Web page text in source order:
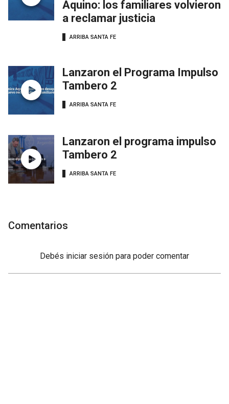
Aquino: los familiares volvieron
a reclamar justicia
ARRIBA SANTA FE
Lanzaron el Programa Impulso
Tambero 2
ARRIBA SANTA FE
Lanzaron el programa impulso
Tambero 2
ARRIBA SANTA FE
Comentarios
Debés iniciar sesión para poder comentar